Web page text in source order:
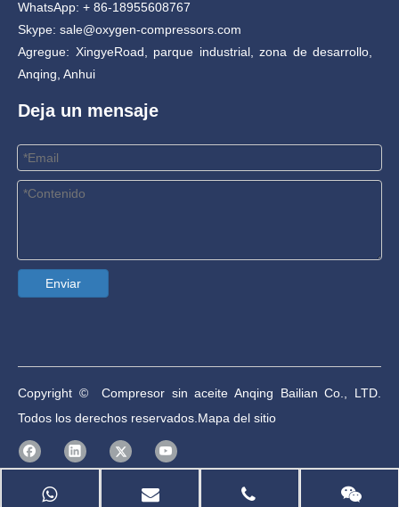
WhatsApp: + 86-18955608767
Skype: sale@oxygen-compressors.com
Agregue: XingyeRoad, parque industrial, zona de desarrollo,
Anqing, Anhui
Deja un mensaje
Enviar
Copyright © Compresor sin aceite Anqing Bailian Co., LTD.
Todos los derechos reservados. Mapa del sitio